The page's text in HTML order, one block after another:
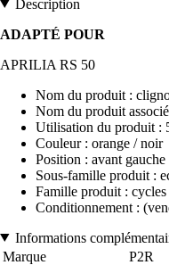
Description
ADAPTÉ POUR
APRILIA RS 50
Nom du produit :
Nom du produit
Utilisation du produit :
Couleur : orange / noir
Position : avant
Sous-famille produit :
Famille produit :
Conditionnement :
Informations
Marque
P2R